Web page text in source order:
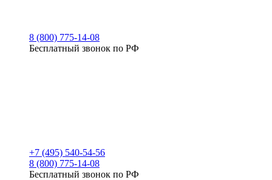
8 (800) 775-14-08
Бесплатный звонок по РФ
+7 (495) 540-54-56
8 (800) 775-14-08
Бесплатный звонок по РФ